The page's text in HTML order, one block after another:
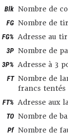
Blk Nombre de
FG Nombre de
FG% Adresse au tir
3P Nombre de
3P% Adresse à 3
FT Nombre de
francs tentés
FT% Adresse aux
TO Nombre de
Pf Nombre de